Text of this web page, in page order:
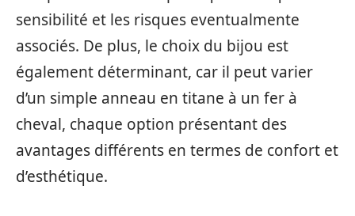
sensibilité et les risques eventualmente
associés. De plus, le choix du bijou est
également déterminant, car il peut varier
d’un simple anneau en titane à un fer à
cheval, chaque option présentant des
avantages différents en termes de confort et
d’esthétique.